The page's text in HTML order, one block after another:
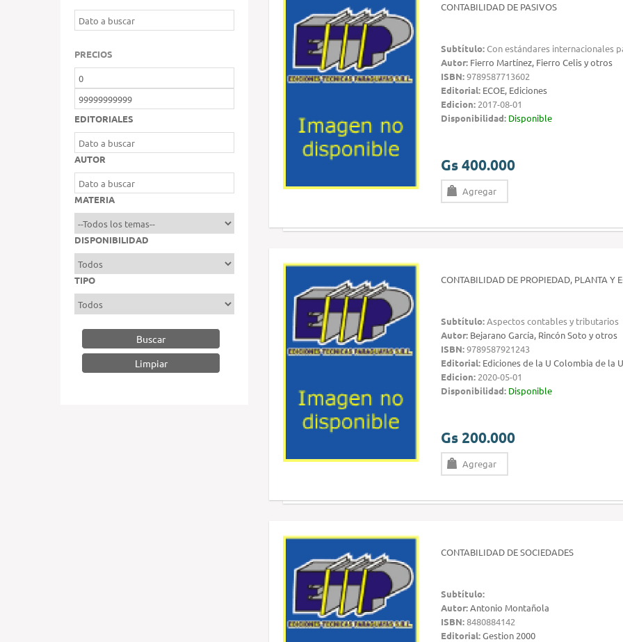
PRECIOS
EDITORIALES
AUTOR
MATERIA
DISPONIBILIDAD
TIPO
Buscar
CONTABILIDAD DE PASIVOS
Subtítulo:Con estándares internacionales
Autor: Fierro Martínez, Fierro Celis y otros
ISBN:9789587713602
Editorial: ECOE, Ediciones
Edicion: 2017-08-01
Disponibilidad: Disponible
Gs 400.000
Agregar
CONTABILIDAD DE PROPIEDAD, PLANTA Y
Subtítulo:Aspectos contables y tributarios
Autor: Bejarano García, Rincón Soto y otros
ISBN:9789587921243
Editorial: Ediciones de la U Colombia de la U
Edicion: 2020-05-01
Disponibilidad: Disponible
Gs 200.000
Agregar
CONTABILIDAD DE SOCIEDADES
Subtítulo:
Autor:Antonio Montañola
ISBN:8480884142
Editorial:Gestion 2000